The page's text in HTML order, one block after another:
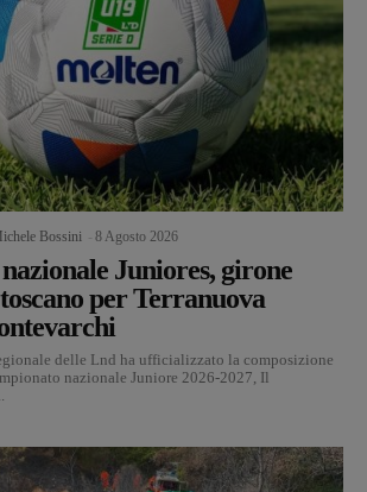
Bossini 8 Agosto 2026
Juniores, girone
per Terranuova
delle Lnd ha ufficializzato la composizione
nazionale Juniore 2026-2027, Il